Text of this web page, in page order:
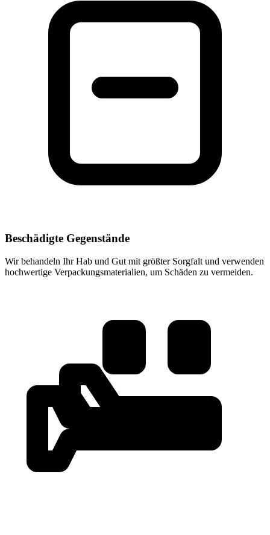
Beschädigte Gegenstände
Wir behandeln Ihr Hab und Gut mit größter Sorgfalt und verwenden
hochwertige Verpackungsmaterialien, um Schäden zu vermeiden.